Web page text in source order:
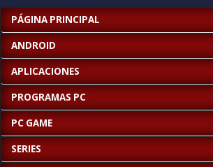
PÁGINA PRINCIPAL
ANDROID
APLICACIONES
PROGRAMAS PC
PC GAME
SERIES